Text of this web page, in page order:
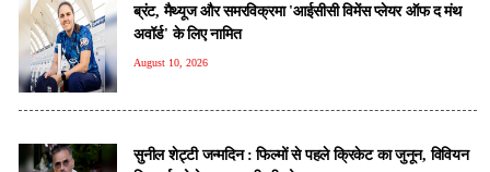
ब्रंट, मैथ्यूज और समरविक्रमा 'आईसीसी विमेंस प्लेयर ऑफ द मंथ
अवॉर्ड' के लिए नामित
August 10, 2026
सुनील शेट्टी जन्मदिन : फिल्मों से पहले क्रिकेट का जुनून, विवियन